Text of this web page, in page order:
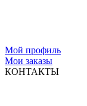
Мой профиль
Мои заказы
КОНТАКТЫ